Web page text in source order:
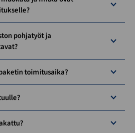
pohjatyöt ja
toimitusaika?